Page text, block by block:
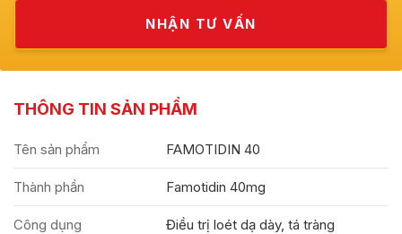
THÔNG TIN SẢN PHẨM
Tên sản phẩm FAMOTIDIN 40
Thành phần Famotidin 40mg
Công dụng Điều trị loét dạ dày, tá tràng